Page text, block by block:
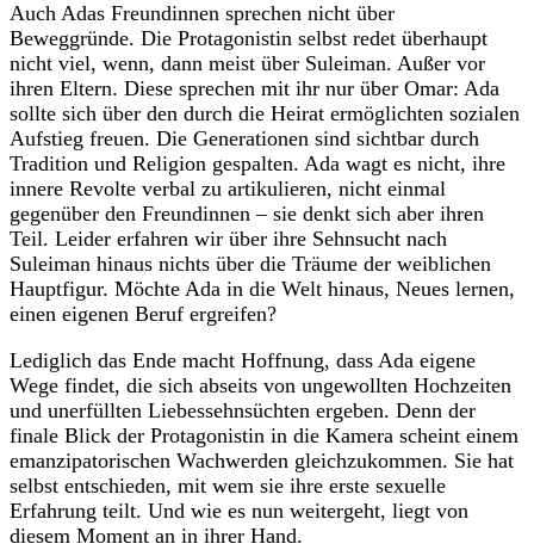
Auch Adas Freundinnen sprechen nicht über
Beweggründe. Die Protagonistin selbst redet überhaupt
nicht viel, wenn, dann meist über Suleiman. Außer vor
ihren Eltern. Diese sprechen mit ihr nur über Omar: Ada
sollte sich über den durch die Heirat ermöglichten sozialen
Aufstieg freuen. Die Generationen sind sichtbar durch
Tradition und Religion gespalten. Ada wagt es nicht, ihre
innere Revolte verbal zu artikulieren, nicht einmal
gegenüber den Freundinnen – sie denkt sich aber ihren
Teil. Leider erfahren wir über ihre Sehnsucht nach
Suleiman hinaus nichts über die Träume der weiblichen
Hauptfigur. Möchte Ada in die Welt hinaus, Neues lernen,
einen eigenen Beruf ergreifen?
Lediglich das Ende macht Hoffnung, dass Ada eigene
Wege findet, die sich abseits von ungewollten Hochzeiten
und unerfüllten Liebessehnsüchten ergeben. Denn der
finale Blick der Protagonistin in die Kamera scheint einem
emanzipatorischen Wachwerden gleichzukommen. Sie hat
selbst entschieden, mit wem sie ihre erste sexuelle
Erfahrung teilt. Und wie es nun weitergeht, liegt von
diesem Moment an in ihrer Hand.